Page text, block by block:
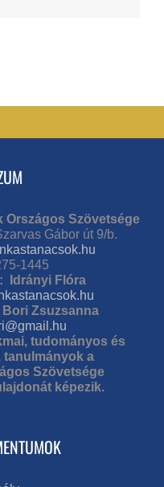
Szövetsége
Gábor út 9/b.
1445
Idrányi Flóra
Bori Zsuzsanna
tudományos és
tanulmányok a
Szövetsége
képezik.